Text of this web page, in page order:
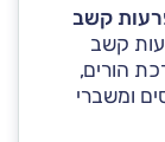
קשב
קשב
הורים,
ומשברי